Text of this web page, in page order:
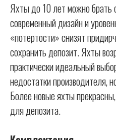
Яхты до 10 лет можно брать
современный дизайн и
«потертости» снизят
сохранить депозит. Яхты
практически идеальный
недостатки производителя,
Более новые яхты
для депозита.